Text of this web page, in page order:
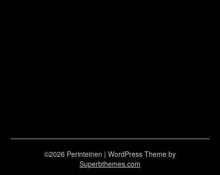
©2026 Perinteinen | WordPress Theme by
Superbthemes.com